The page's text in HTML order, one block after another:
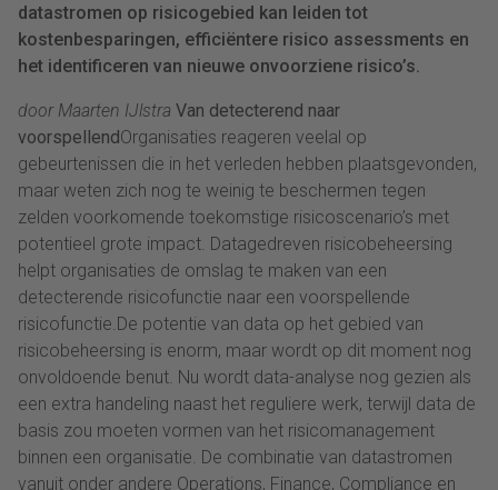
datastromen op risicogebied kan leiden tot
kostenbesparingen, efficiëntere risico assessments en
het identificeren van nieuwe onvoorziene risico’s.
door Maarten IJlstra Van detecterend naar
voorspellendOrganisaties reageren veelal op
gebeurtenissen die in het verleden hebben plaatsgevonden,
maar weten zich nog te weinig te beschermen tegen
zelden voorkomende toekomstige risicoscenario’s met
potentieel grote impact. Datagedreven risicobeheersing
helpt organisaties de omslag te maken van een
detecterende risicofunctie naar een voorspellende
risicofunctie.De potentie van data op het gebied van
risicobeheersing is enorm, maar wordt op dit moment nog
onvoldoende benut. Nu wordt data-analyse nog gezien als
een extra handeling naast het reguliere werk, terwijl data de
basis zou moeten vormen van het risicomanagement
binnen een organisatie. De combinatie van datastromen
vanuit onder andere Operations, Finance, Compliance en